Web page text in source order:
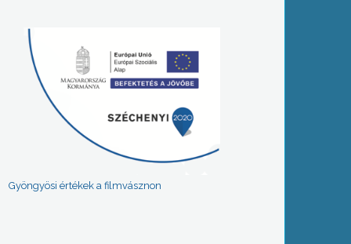
Gyöngyösi értékek a filmvásznon